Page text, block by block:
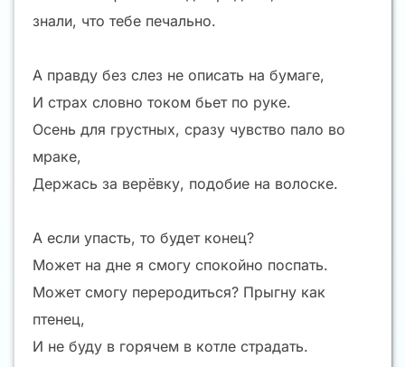
знали, что тебе печально.
А правду без слез не описать на бумаге,
И страх словно током бьет по руке.
Осень для грустных, сразу чувство пало во
мраке,
Держась за верёвку, подобие на волоске.
А если упасть, то будет конец?
Может на дне я смогу спокойно поспать.
Может смогу переродиться? Прыгну как
птенец,
И не буду в горячем в котле страдать.